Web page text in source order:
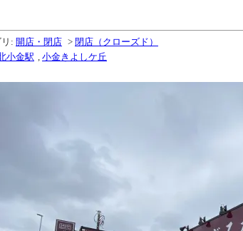
: 開店・閉店 > 閉店（クローズド）
小金駅 小金きよしケ丘